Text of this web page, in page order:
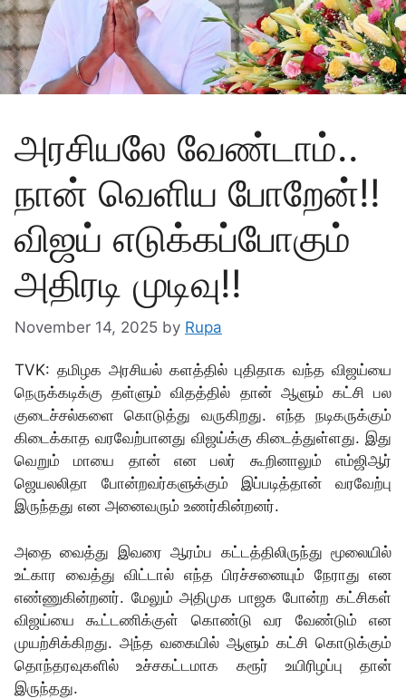
அரசியலே வேண்டாம்..
நான் வெளிய போறேன்!!
விஜய் எடுக்கப்போகும்
அதிரடி முடிவு!!
November 14, 2025 by Rupa
TVK: தமிழக அரசியல் களத்தில் புதிதாக வந்த விஜய்யை
நெருக்கடிக்கு தள்ளும் விதத்தில் தான் ஆளும் கட்சி பல
குடைச்சல்களை கொடுத்து வருகிறது. எந்த நடிகருக்கும்
கிடைக்காத வரவேற்பானது விஜய்க்கு கிடைத்துள்ளது. இது
வெறும் மாயை தான் என பலர் கூறினாலும் எம்ஜிஆர்
ஜெயலலிதா போன்றவர்களுக்கும் இப்படித்தான் வரவேற்பு
இருந்தது என அனைவரும் உணர்கின்றனர்.
அதை வைத்து இவரை ஆரம்ப கட்டத்திலிருந்து மூலையில்
உட்கார வைத்து விட்டால் எந்த பிரச்சனையும் நேராது என
எண்ணுகின்றனர். மேலும் அதிமுக பாஜக போன்ற கட்சிகள்
விஜய்யை கூட்டணிக்குள் கொண்டு வர வேண்டும் என
முயற்சிக்கிறது. அந்த வகையில் ஆளும் கட்சி கொடுக்கும்
தொந்தரவுகளில் உச்சகட்டமாக கரூர் உயிரிழப்பு தான்
இருந்தது.